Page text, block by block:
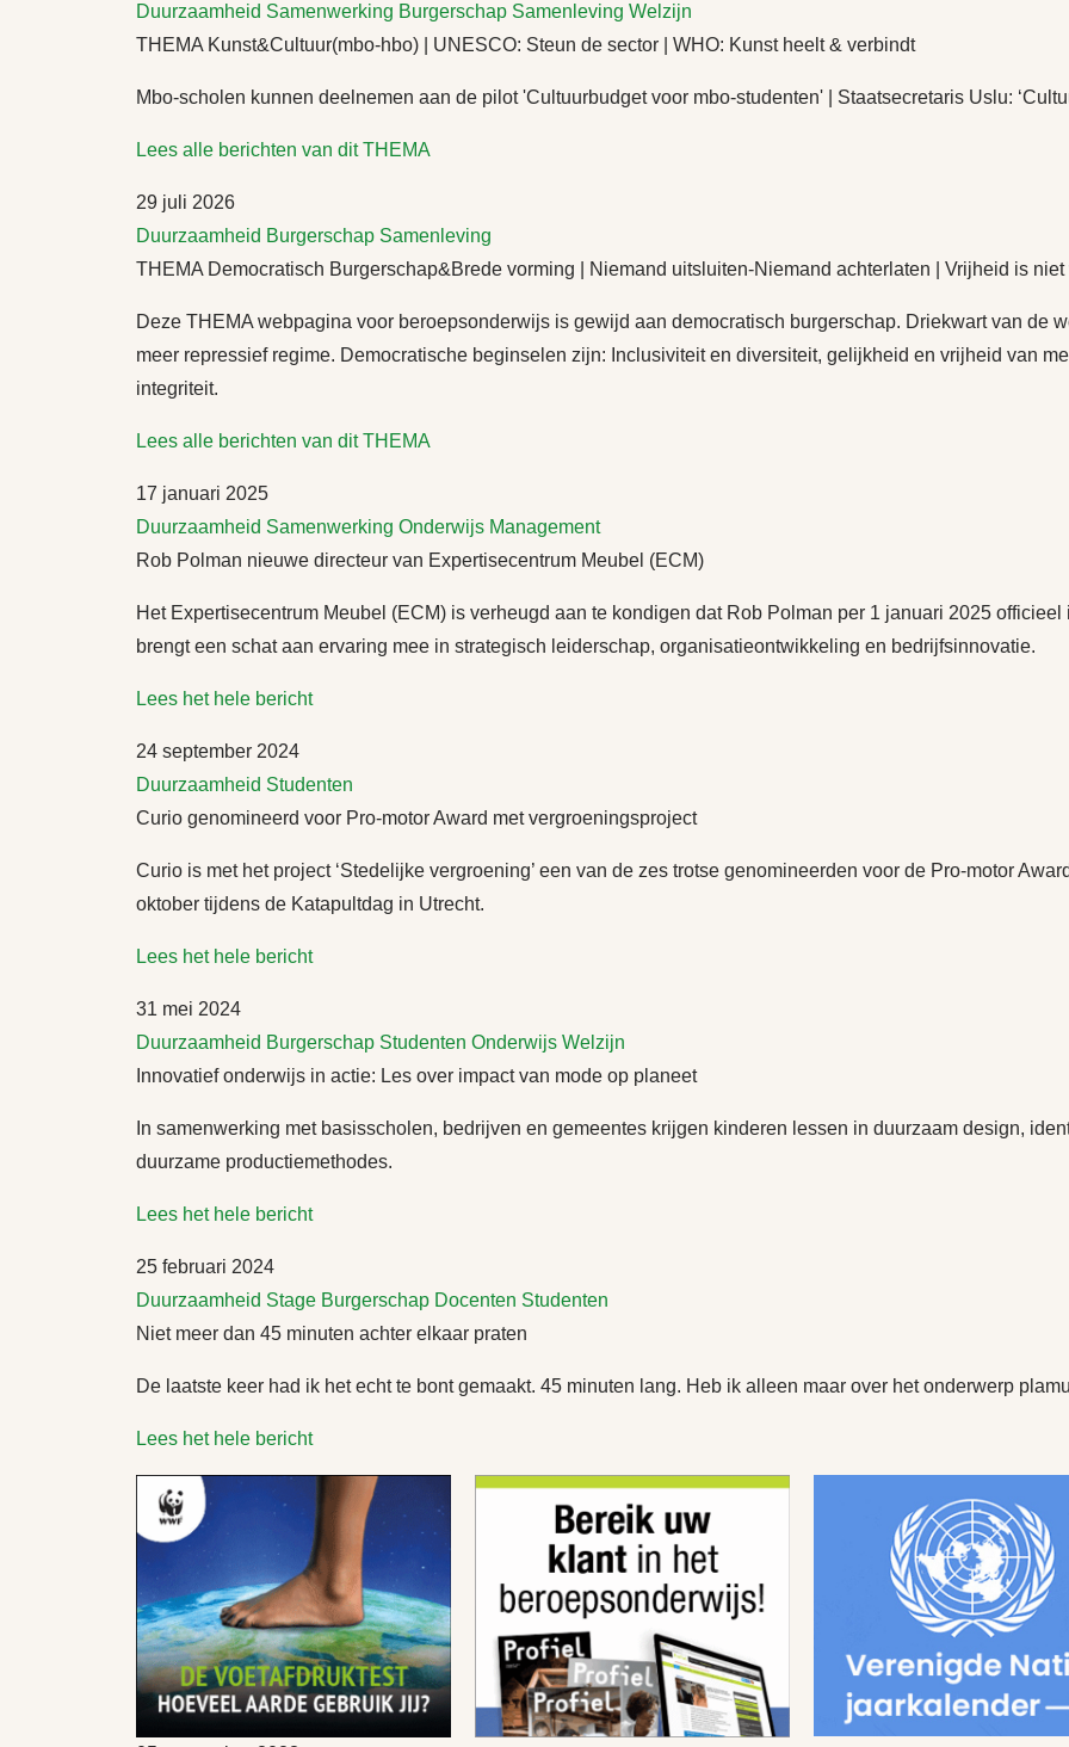
Duurzaamheid Samenwerking Burgerschap Samenleving Welzijn
THEMA Kunst&Cultuur(mbo-hbo) | UNESCO: Steun de sector | WHO: Kunst heelt & verbindt
Mbo-scholen kunnen deelnemen aan de pilot 'Cultuurbudget voor mbo-studenten' | Staatsecretaris Uslu:
Lees alle berichten van dit THEMA
29 juli 2026
Duurzaamheid Burgerschap Samenleving
THEMA Democratisch Burgerschap&Brede vorming | Niemand uitsluiten-Niemand achterlaten | Vrijheid is niet
Deze THEMA webpagina voor beroepsonderwijs is gewijd aan democratisch burgerschap. Driekwart van de
meer repressief regime. Democratische beginselen zijn: Inclusiviteit en diversiteit, gelijkheid en vrijheid van
integriteit.
Lees alle berichten van dit THEMA
17 januari 2025
Duurzaamheid Samenwerking Onderwijs Management
Rob Polman nieuwe directeur van Expertisecentrum Meubel (ECM)
Het Expertisecentrum Meubel (ECM) is verheugd aan te kondigen dat Rob Polman per 1 januari 2025
brengt een schat aan ervaring mee in strategisch leiderschap, organisatieontwikkeling en bedrijfsinnovatie.
Lees het hele bericht
24 september 2024
Duurzaamheid Studenten
Curio genomineerd voor Pro-motor Award met vergroeningsproject
Curio is met het project ‘Stedelijke vergroening’ een van de zes trotse genomineerden voor de Pro-motor
oktober tijdens de Katapultdag in Utrecht.
Lees het hele bericht
31 mei 2024
Duurzaamheid Burgerschap Studenten Onderwijs Welzijn
Innovatief onderwijs in actie: Les over impact van mode op planeet
In samenwerking met basisscholen, bedrijven en gemeentes krijgen kinderen lessen in duurzaam design,
duurzame productiemethodes.
Lees het hele bericht
25 februari 2024
Duurzaamheid Stage Burgerschap Docenten Studenten
Niet meer dan 45 minuten achter elkaar praten
De laatste keer had ik het echt te bont gemaakt. 45 minuten lang. Heb ik alleen maar over het onderwerp
Lees het hele bericht